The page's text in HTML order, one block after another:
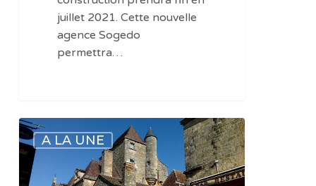
juillet 2021. Cette nouvelle
agence Sogedo
permettra…
Le
village
préféré
des
A LA UNE